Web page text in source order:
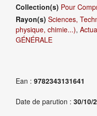
Collection(s) Pour
Rayon(s) Sciences,
physique, chimie...),
GÉNÉRALE
Ean : 9782343131641
Date de parution : 30/10/